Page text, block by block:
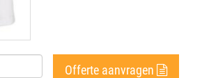
Offerte aanvragen